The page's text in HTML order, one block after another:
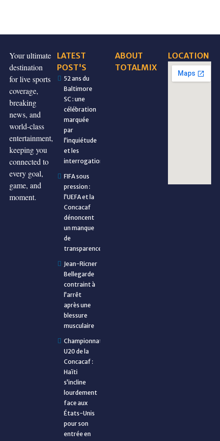
Your ultimate
destination
for live sports
coverage,
breaking
news, and
world-class
entertainment,
keeping you
connected to
every goal,
game, and
moment.
LATEST
POST'S
52 ans du
Baltimore
SC : une
célébration
marquée
par
l’inquiétude
et les
interrogations
FIFA sous
pression :
l’UEFA et la
Concacaf
dénoncent
un manque
de
transparence
Jean-Ricner
Bellegarde
contraint à
l’arrêt
après une
blessure
musculaire
Championnat
U20 de la
Concacaf :
Haïti
s’incline
lourdement
face aux
États-Unis
pour son
entrée en
ABOUT
TOTALMIX
LOCATION